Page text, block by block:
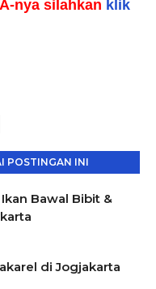
nya silahkan klik
POSTINGAN INI
Bawal Bibit &
di Jogjakarta